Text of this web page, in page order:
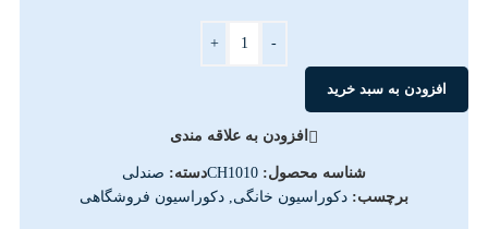
-
+
افزودن به سبد خرید
افزودن به علاقه مندی
شناسه محصول: CH1010دسته: صندلی
برچسب: دکوراسیون خانگی دکوراسیون فروشگاهی